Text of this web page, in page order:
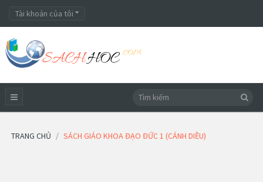
Tài khoản của tôi
TRANG CHỦ SÁCH GIÁO KHOA ĐẠO ĐỨC 1 (CÁNH DIỀU)